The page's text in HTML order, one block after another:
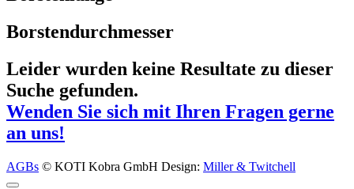
Borstendurchmesser
Leider wurden keine Resultate zu dieser
Suche gefunden.
Wenden Sie sich mit Ihren Fragen gerne
an uns!
AGBs © KOTI Kobra GmbH Design: Miller & Twitchell